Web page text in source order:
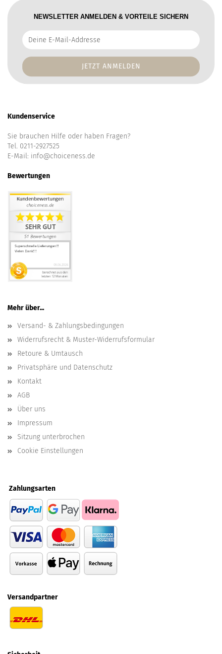
NEWSLETTER ANMELDEN & VORTEILE SICHERN
Deine
E-
Addresse
Kundenservice
Sie brauchen Hilfe oder haben Fragen?
Tel. 0211-2927525
E-Mail: info@choiceness.de
Bewertungen
Mehr über...
Versand- & Zahlungsbedingungen
Widerrufsrecht & Muster-Widerrufsformular
Retoure & Umtausch
Privatsphäre und Datenschutz
Kontakt
AGB
Über uns
Impressum
Sitzung unterbrochen
Cookie Einstellungen
Zahlungsarten
Versandpartner